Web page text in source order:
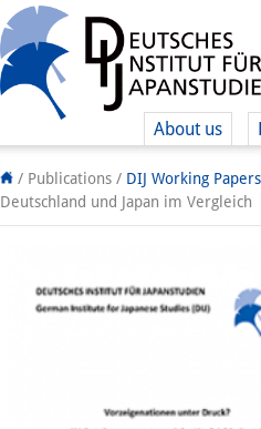
About us
/ Publications / DIJ Working Papers
Deutschland und Japan im Vergleich